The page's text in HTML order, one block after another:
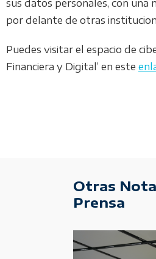
sus datos personales, con una
por delante de otras
Puedes visitar el espacio de
Financiera y Digital’ en este
Otras
Prensa